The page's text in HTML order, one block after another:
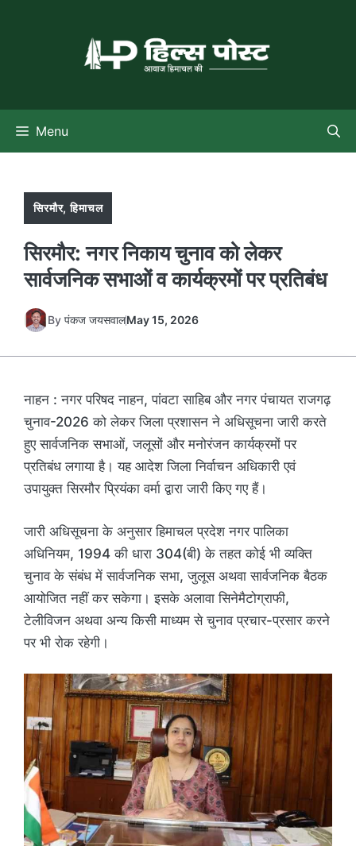
Menu
सिरमौर,हिमाचल
सिरमौर: नगर निकाय चुनाव को लेकर
सार्वजनिक सभाओं व कार्यक्रमों पर प्रतिबंध
By पंकज जयसवालMay 15, 2026
नाहन : नगर परिषद नाहन, पांवटा साहिब और नगर पंचायत राजगढ़
चुनाव-2026 को लेकर जिला प्रशासन ने अधिसूचना जारी करते
हुए सार्वजनिक सभाओं, जलूसों और मनोरंजन कार्यक्रमों पर
प्रतिबंध लगाया है। यह आदेश जिला निर्वाचन अधिकारी एवं
उपायुक्त सिरमौर प्रियंका वर्मा द्वारा जारी किए गए हैं।
जारी अधिसूचना के अनुसार हिमाचल प्रदेश नगर पालिका
अधिनियम, 1994 की धारा 304(बी) के तहत कोई भी व्यक्ति
चुनाव के संबंध में सार्वजनिक सभा, जुलूस अथवा सार्वजनिक बैठक
आयोजित नहीं कर सकेगा। इसके अलावा सिनेमैटोग्राफी,
टेलीविजन अथवा अन्य किसी माध्यम से चुनाव प्रचार-प्रसार करने
पर भी रोक रहेगी।